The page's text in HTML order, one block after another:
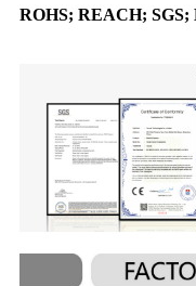
ROHS; REACH;